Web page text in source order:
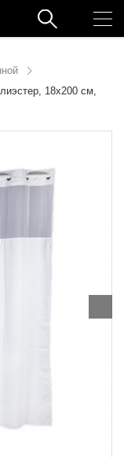
18х200 см,